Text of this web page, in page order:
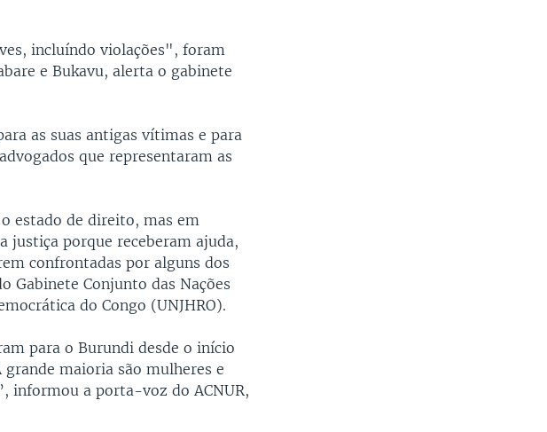
incluíndo violações", foram
e Bukavu, alerta o gabinete
as suas antigas vítimas e para
que representaram as
estado de direito, mas em
justiça porque receberam ajuda,
confrontadas por alguns dos
Gabinete Conjunto das Nações
do Congo (UNJHRO).
para o Burundi desde o início
maioria são mulheres e
informou a porta-voz do ACNUR,